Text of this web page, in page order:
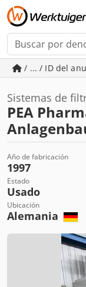
/ ... / ID del
Sistemas de
PEA
Año de fabricación
1997
Estado
Usado
Ubicación
Alemania